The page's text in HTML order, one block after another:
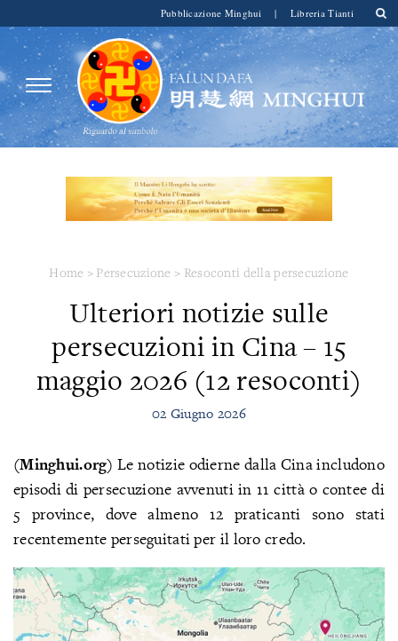
Pubblicazione Minghui | Libreria Tianti
Home > Persecuzione > Resoconti della persecuzione
Ulteriori notizie sulle
persecuzioni in Cina – 15
maggio 2026 (12 resoconti)
02 Giugno 2026
(Minghui.org)Le notizie odierne dalla Cina includono
episodi di persecuzione avvenuti in 11 città o contee di
5 province, dove almeno 12 praticanti sono stati
recentemente perseguitati per il loro credo.